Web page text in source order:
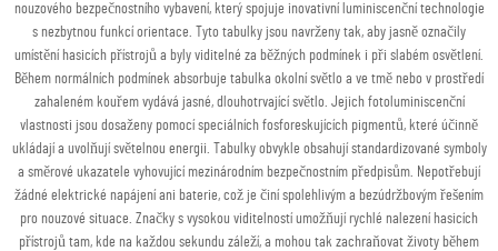
nouzového bezpečnostního vybavení, který spojuje inovativní luminiscenční technologie
s nezbytnou funkcí orientace. Tyto tabulky jsou navrženy tak, aby jasně označily
umístění hasicích přístrojů a byly viditelné za běžných podmínek i při slabém osvětlení.
Během normálních podmínek absorbuje tabulka okolní světlo a ve tmě nebo v prostředí
zahaleném kouřem vydává jasné, dlouhotrvající světlo. Jejich fotoluminiscenční
vlastnosti jsou dosaženy pomocí speciálních fosforeskujících pigmentů, které účinně
ukládají a uvolňují světelnou energii. Tabulky obvykle obsahují standardizované symboly
a směrové ukazatele vyhovující mezinárodním bezpečnostním předpisům. Nepotřebují
žádné elektrické napájení ani baterie, což je činí spolehlivým a bezúdržbovým řešením
pro nouzové situace. Značky s vysokou viditelností umožňují rychlé nalezení hasicích
přístrojů tam, kde na každou sekundu záleží, a mohou tak zachraňovat životy během